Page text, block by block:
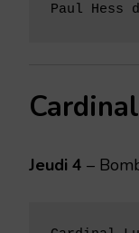
Paul Hess
Jeudi 4 –